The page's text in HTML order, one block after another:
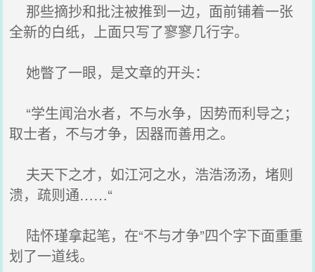
那些摘抄和批注被推到一边，面前铺着一张
全新的白纸，上面只写了寥寥几行字。
她瞥了一眼，是文章的开头：
“学生闻治水者，不与水争，因势而利导之；
取士者，不与才争，因器而善用之。
夫天下之才，如江河之水，浩浩汤汤，堵则
溃，疏则通……“
陆怀瑾拿起笔，在“不与才争”四个字下面重重
划了一道线。